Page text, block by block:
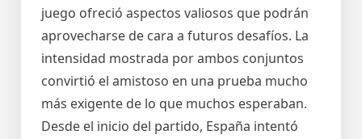
juego ofreció aspectos valiosos que podrán
aprovecharse de cara a futuros desafíos. La
intensidad mostrada por ambos conjuntos
convirtió el amistoso en una prueba mucho
más exigente de lo que muchos esperaban.
Desde el inicio del partido, España intentó